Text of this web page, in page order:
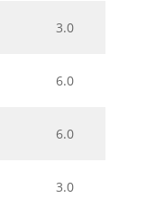
3.0
6.0
6.0
3.0